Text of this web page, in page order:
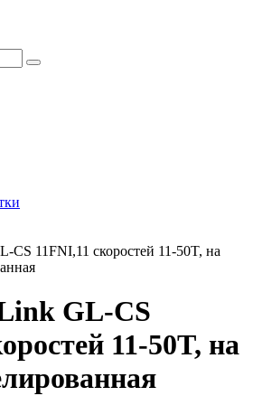
CS 11FNI,11 скоростей 11-50T, на
GL-CS
11-50T, на